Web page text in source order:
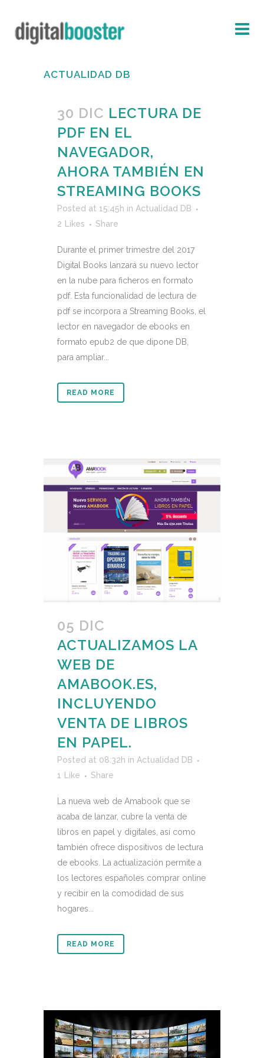
ACTUALIDAD DB
30 DIC LECTURA DE
PDF EN EL
NAVEGADOR,
AHORA TAMBIÉN EN
STREAMING BOOKS
Posted at 15:45h in Actualidad DB
2
Likes Share
Durante el primer trimestre del 2017
Digital Books lanzará su nuevo lector
en la nube para ficheros en formato
pdf. Esta funcionalidad de lectura de
pdf se incorpora a Streaming Books, el
lector en navegador de ebooks en
formato epub2 de que dipone DB,
para ampliar...
READ MORE
05 DIC
ACTUALIZAMOS LA
WEB DE
AMABOOK.ES,
INCLUYENDO
VENTA DE LIBROS
EN PAPEL.
Posted at 08:32h in Actualidad DB
1
Like Share
La nueva web de Amabook que se
acaba de lanzar, cubre la venta de
libros en papel y digitales, así como
también ofrece dispositivos de lectura
de ebooks. La actualización permite a
los lectores españoles comprar online
y recibir en la comodidad de sus
hogares...
READ MORE